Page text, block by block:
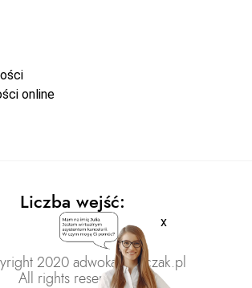
x
online
Liczba wejść:
2020 adwokatratajczak.pl
All rights reserved